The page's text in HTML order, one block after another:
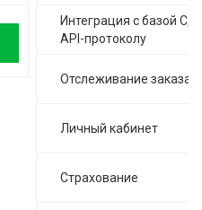
Интеграция с базой
API-протоколу
Отслеживание заказа
Личный кабинет
Страхование